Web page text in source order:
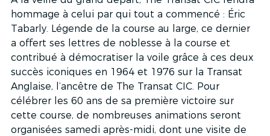
hommage à celui par qui tout a commencé : Éric
Tabarly. Légende de la course au large, ce dernier
a offert ses lettres de noblesse à la course et
contribué à démocratiser la voile grâce à ces deux
succès iconiques en 1964 et 1976 sur la Transat
Anglaise, l’ancêtre de The Transat CIC. Pour
célébrer les 60 ans de sa première victoire sur
cette course, de nombreuses animations seront
organisées samedi après-midi, dont une visite de